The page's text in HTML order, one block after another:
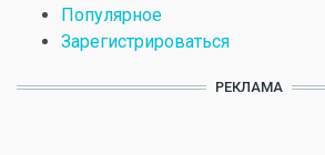
Популярное
Зарегистрироваться
РЕКЛАМА